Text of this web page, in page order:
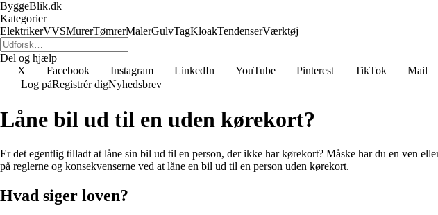
ByggeBlik.dk
Kategorier
ElektrikerVVSMurerTømrerMalerGulvTagKloakTendenserVærktøj
Del og hjælp
X
Facebook Instagram LinkedIn YouTube Pinterest TikTok Mail
Log påRegistrér digNyhedsbrev
Låne bil ud til en uden kørekort?
Er det egentlig tilladt at låne sin bil ud til en person, der ikke har kørekort? Måske har du en ven
på reglerne og konsekvenserne ved at låne en bil ud til en person uden kørekort.
Hvad siger loven?